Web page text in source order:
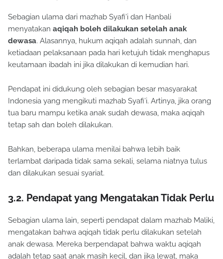
Sebagian ulama dari mazhab Syafi’i dan Hanbali
menyatakan aqiqah boleh dilakukan setelah anak
dewasa. Alasannya, hukum aqiqah adalah sunnah, dan
ketiadaan pelaksanaan pada hari ketujuh tidak menghapus
keutamaan ibadah ini jika dilakukan di kemudian hari.
Pendapat ini didukung oleh sebagian besar masyarakat
Indonesia yang mengikuti mazhab Syafi’i. Artinya, jika orang
tua baru mampu ketika anak sudah dewasa, maka aqiqah
tetap sah dan boleh dilakukan.
Bahkan, beberapa ulama menilai bahwa lebih baik
terlambat daripada tidak sama sekali, selama niatnya tulus
dan dilakukan sesuai syariat.
3.2. Pendapat yang Mengatakan Tidak Perlu
Sebagian ulama lain, seperti pendapat dalam mazhab Maliki,
mengatakan bahwa aqiqah tidak perlu dilakukan setelah
anak dewasa. Mereka berpendapat bahwa waktu aqiqah
adalah tetap saat anak masih kecil, dan jika lewat, maka